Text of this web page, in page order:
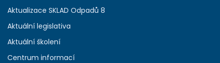
Aktualizace SKLAD Odpadů 8
Aktuální legislativa
Aktuální školení
Centrum informací